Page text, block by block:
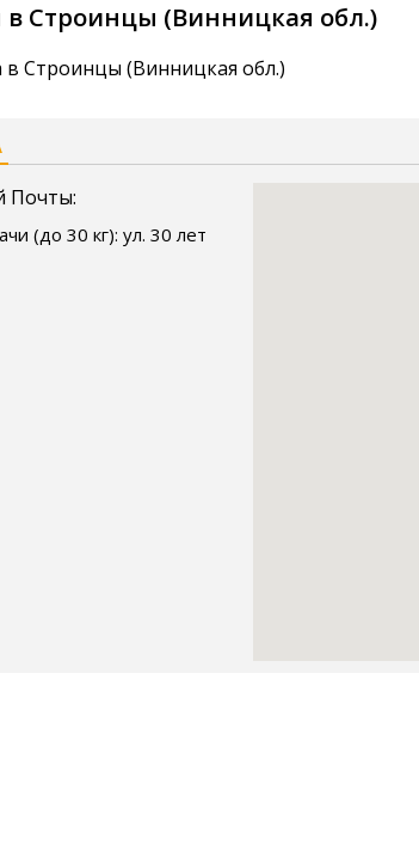
Строинцы (Винницкая обл.)
в Строинцы (Винницкая обл.)
Почты:
(до 30 кг): ул. 30 лет